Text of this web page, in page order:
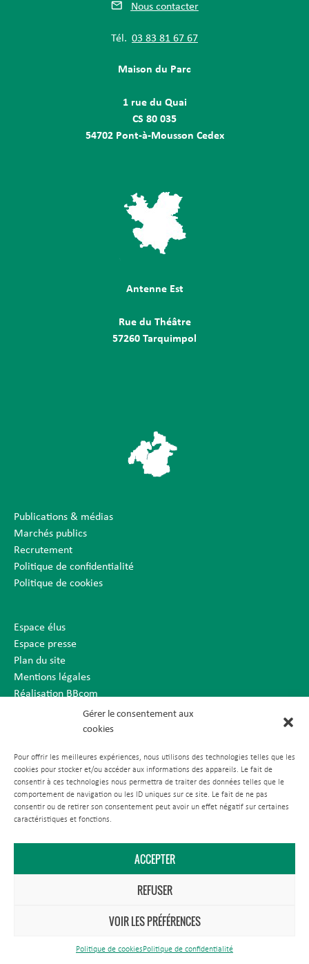
Gérer le consentement aux
cookies
Pour offrir les meilleures expériences, nous utilisons des technologies telles que les
cookies pour stocker et/ou accéder aux informations des appareils. Le fait de
consentir à ces technologies nous permettra de traiter des données telles que le
comportement de navigation ou les ID uniques sur ce site. Le fait de ne pas
consentir ou de retirer son consentement peut avoir un effet négatif sur certaines
caractéristiques et fonctions.
ACCEPTER
REFUSER
VOIR LES PRÉFÉRENCES
Politique de cookiesPolitique de confidentialité
Nous contacter
Tél. 03 83 81 67 67
Maison du Parc
1 rue du Quai
CS 80 035
54702 Pont-à-Mousson Cedex
Antenne Est
Rue du Théâtre
57260 Tarquimpol
Publications & médias
Marchés publics
Recrutement
Politique de confidentialité
Politique de cookies
Espace élus
Espace presse
Plan du site
Mentions légales
Réalisation BBcom